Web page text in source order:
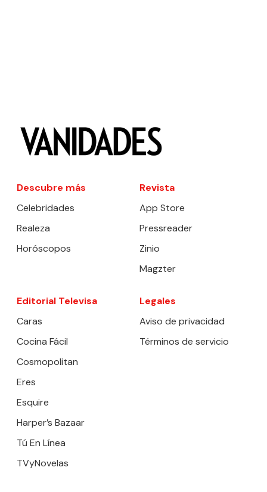
Descubre más
Celebridades
Realeza
Horóscopos
Revista
App Store
Pressreader
Zinio
Magzter
Editorial Televisa
Caras
Cocina Fácil
Cosmopolitan
Eres
Esquire
Harper’s Bazaar
Tú En Línea
TVyNovelas
Legales
Aviso de privacidad
Términos de servicio